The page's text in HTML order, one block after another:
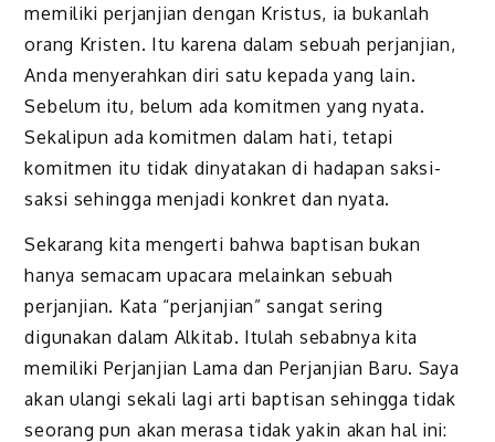
memiliki perjanjian dengan Kristus, ia bukanlah
orang Kristen. Itu karena dalam sebuah perjanjian,
Anda menyerahkan diri satu kepada yang lain.
Sebelum itu, belum ada komitmen yang nyata.
Sekalipun ada komitmen dalam hati, tetapi
komitmen itu tidak dinyatakan di hadapan saksi-
saksi sehingga menjadi konkret dan nyata.
Sekarang kita mengerti bahwa baptisan bukan
hanya semacam upacara melainkan sebuah
perjanjian. Kata “perjanjian” sangat sering
digunakan dalam Alkitab. Itulah sebabnya kita
memiliki Perjanjian Lama dan Perjanjian Baru. Saya
akan ulangi sekali lagi arti baptisan sehingga tidak
seorang pun akan merasa tidak yakin akan hal ini: